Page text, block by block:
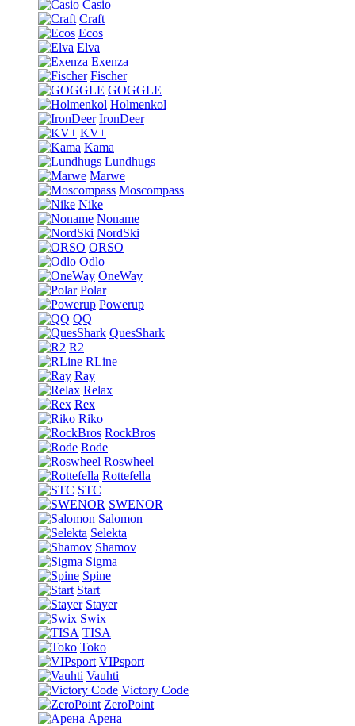
Casio
Craft
Ecos
Elva
Exenza
Fischer
GOGGLE
Holmenkol
IronDeer
KV+
Kama
Lundhugs
Marwe
Moscompass
Nike
Noname
NordSki
ORSO
Odlo
OneWay
Polar
Powerup
QQ
QuesShark
R2
RLine
Ray
Relax
Rex
Riko
RockBros
Rode
Roswheel
Rottefella
STC
SWENOR
Salomon
Selekta
Shamov
Sigma
Spine
Start
Stayer
Swix
TISA
Toko
VIPsport
Vauhti
Victory Code
ZeroPoint
Арена